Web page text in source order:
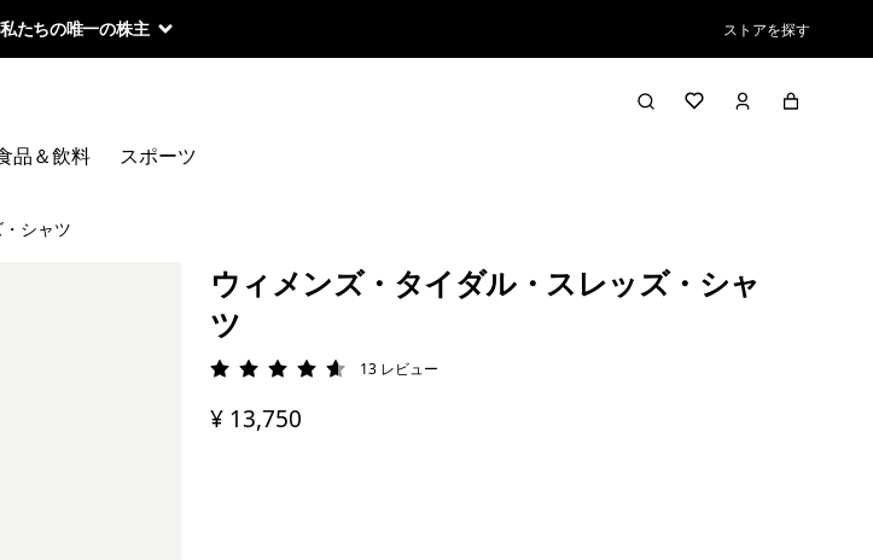
たちの唯一の株主 ストアを探す
品＆飲料 スポーツ
シャツ
ウィメンズ・タイダル・スレッズ・シャ
ツ
評価: 4.6 / 5
13 レビュー
¥ 13,750